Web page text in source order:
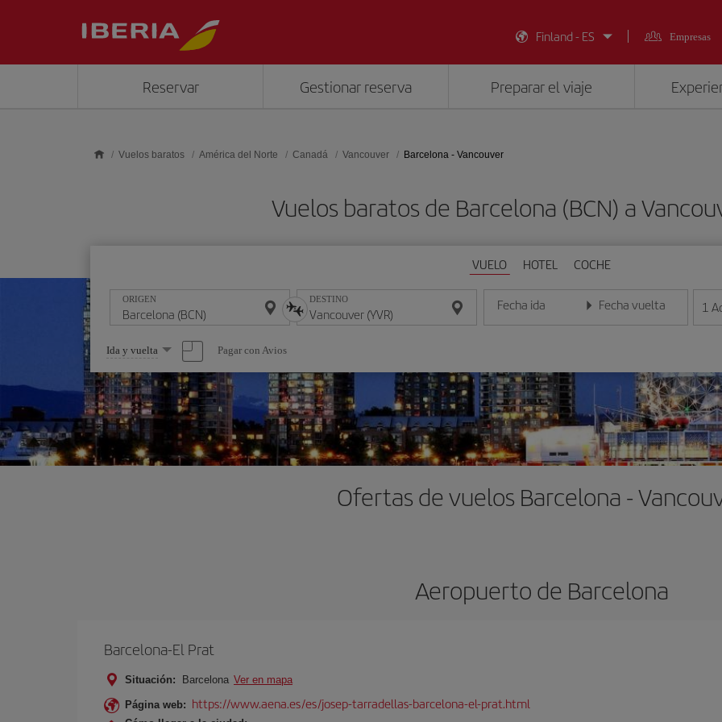
Finland - ES
Empresas
Reservar Gestionar reserva Preparar el viaje
Vuelos baratos América del Norte Canadá Vancouver Barcelona - Vancouver
Vuelos baratos de Barcelona (BCN) a
VUELO HOTEL COCHE
ORIGEN DESTINO Fecha ida
Introduce la fecha en formato día/mes/año
Fecha vuelta
Introduce la fecha en 1
Seleccione
una
opción
Ida y vuelta Pagar con Avios
Ofertas de vuelos Barcelona -
Aeropuerto de Barcelona
Barcelona-El Prat
Situación: Barcelona Ver en mapa
Página web: https://www.aena.es/es/josep-tarradellas-barcelona-el-prat.html